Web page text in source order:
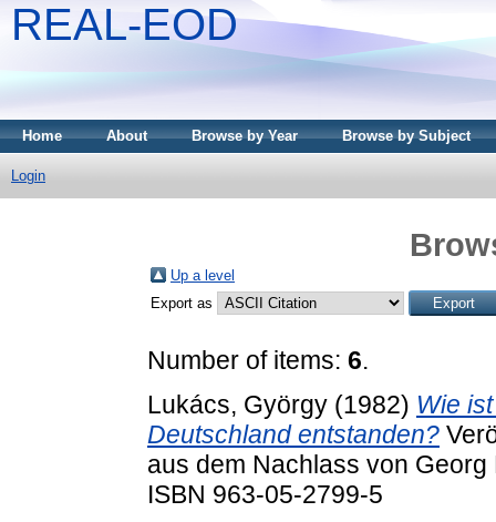
REAL-EOD
Home About Browse by Year Browse by Subject
Login
Up a level
Export as
Number of items: 6.
Lukács, György (1982) Wie
Deutschland entstanden?
aus dem Nachlass von
ISBN 963-05-2799-5